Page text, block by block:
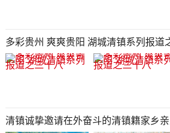
多彩贵州 爽爽贵阳 湖城清镇系列报道
清镇诚挚邀请在外奋斗的清镇籍家乡